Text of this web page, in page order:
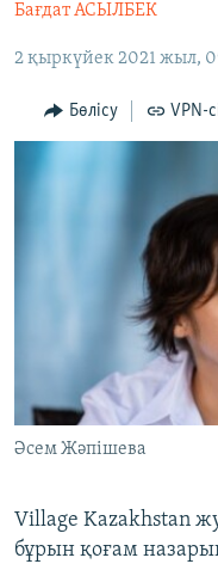
Skip
to
ӘЛЕУМЕТ
ӘЛЕМ
АРНАЙЫ ЖОБАЛАР
Русский
Басқа тілдерде
Бағдат АСЫЛБЕК
2 қыркүйек 2021 жыл,
Бөлісу VPN-
Әсем Жәпішева
Village Kazakhstan
бұрын қоғам